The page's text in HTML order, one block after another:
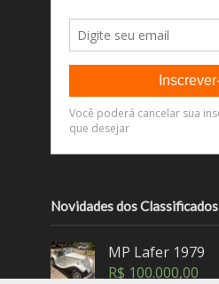
Novidades dos Classificados
MP Lafer 1979
R$ 100.000,00